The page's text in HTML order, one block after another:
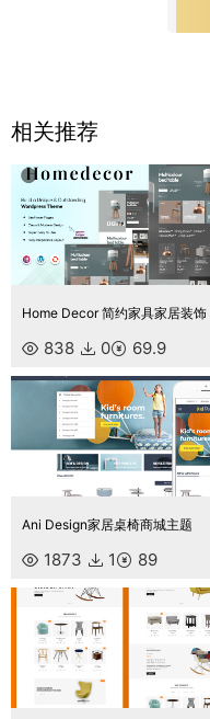
相关推荐
838 0 69.9
Ani Design家居桌椅商城主题
1873 1 89